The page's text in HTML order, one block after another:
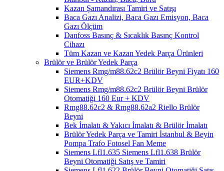
Kazan Şamandırası Tamiri ve Satışı
Baca Gazı Analizi, Baca Gazı Emisyon, Baca
Gazı Ölçüm
Danfoss Basınç & Sıcaklık Basınç Kontrol
Cihazı
Tüm Kazan ve Kazan Yedek Parça Ürünleri
Brülör ve Brülör Yedek Parça
Siemens Rmg/m88.62c2 Brülör Beyni Fiyatı 160
EUR+KDV
Siemens Rmg/m88.62c2 Brülör Beyni Brülör
Otomatiği 160 Eur + KDV
Rmg88.62c2 & Rmg88.62a2 Riello Brülör
Beyni
Bek İmalatı & Yakıcı İmalatı & Brülör İmalatı
Brülör Yedek Parça ve Tamiri İstanbul & Beyin
Pompa Trafo Fotosel Fan Meme
Siemens Lfl1.635 Siemens Lfl1.638 Brülör
Beyni Otomatiği Satış ve Tamiri